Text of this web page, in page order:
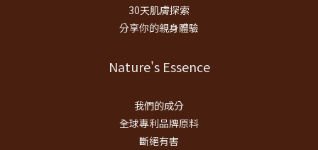
30天肌膚探索
分享你的親身體驗
Nature's Essence
我們的成分
全球專利品牌原料
斷絕有害